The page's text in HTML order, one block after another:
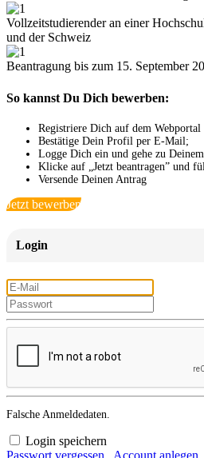
Vollzeitstudierender an einer
und der Schweiz
Beantragung bis zum 15. September
So kannst Du Dich bewerben:
Registriere Dich auf dem
Bestätige Dein Profil per E-Mail;
Logge Dich ein und gehe zu
Klicke auf „Jetzt beantragen” und
Versende Deinen Antrag
Jetzt bewerben
Login
Falsche Anmeldedaten.
Login speichern